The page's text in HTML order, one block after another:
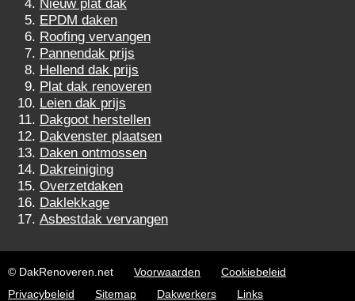
Nieuw plat dak
EPDM daken
Roofing vervangen
Pannendak prijs
Hellend dak prijs
Plat dak renoveren
Leien dak prijs
Dakgoot herstellen
Dakvenster plaatsen
Daken ontmossen
Dakreiniging
Overzetdaken
Daklekkage
Asbestdak vervangen
© DakRenoveren.net Voorwaarden
Cookiebeleid
Privacybeleid
Sitemap Dakwerkers
Links